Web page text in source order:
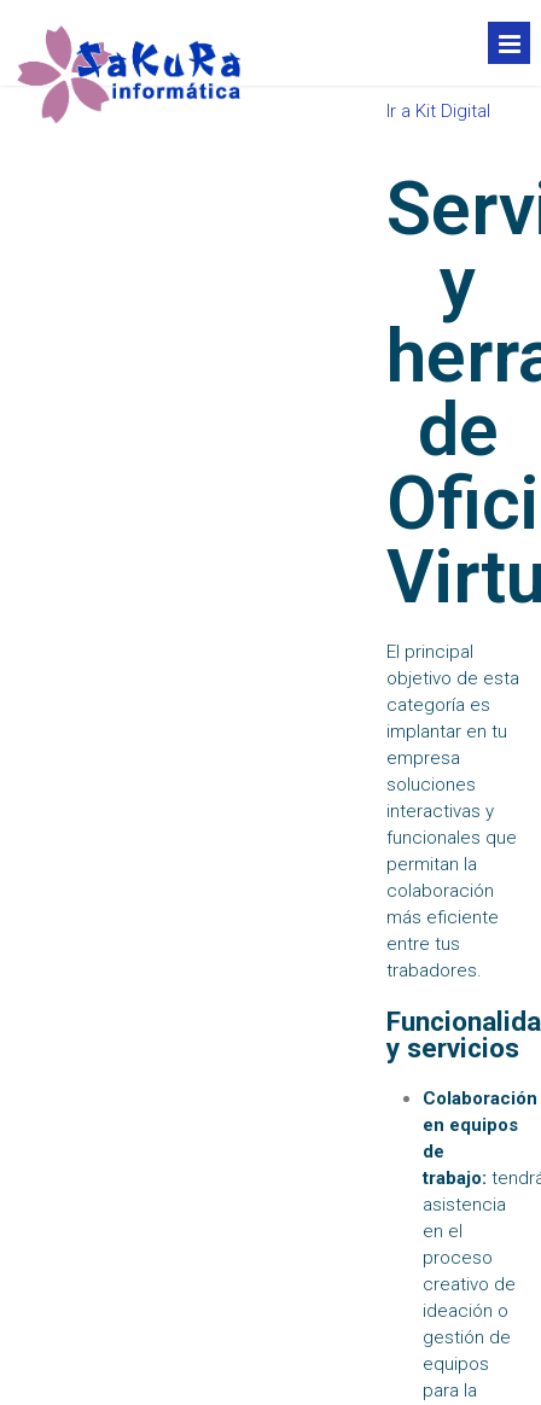
Ir a Kit Digital
y
de
El principal
objetivo de esta
categoría es
implantar en tu
empresa
soluciones
interactivas y
funcionales que
permitan la
colaboración
más eficiente
entre tus
trabadores.
y servicios
Colaboración
en equipos
de
trabajo:
asistencia
en el
proceso
creativo de
ideación o
gestión de
equipos
para la